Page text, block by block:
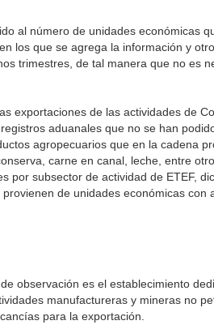
al número de unidades económicas
los que se agrega la información y
trimestres, de tal manera que no es
exportaciones de las actividades de
aduanales que no se han
agropecuarios que en la cadena
carne en canal, leche, entre
por subsector de actividad de ETEF,
de unidades económicas con
observación es el establecimiento
manufactureras y mineras no
para la exportación.